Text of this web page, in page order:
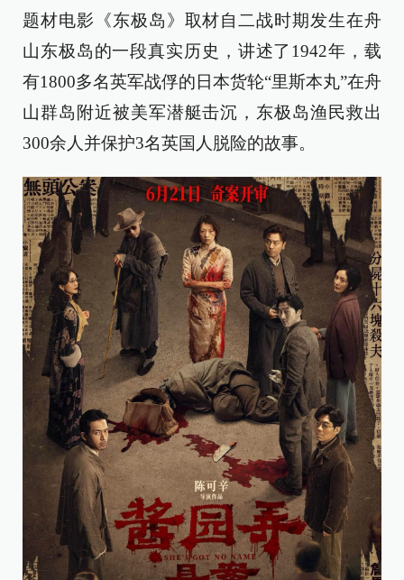
题材电影《东极岛》取材自二战时期发生在舟
山东极岛的一段真实历史，讲述了1942年，载
有1800多名英军战俘的日本货轮“里斯本丸”在舟
山群岛附近被美军潜艇击沉，东极岛渔民救出
300余人并保护3名英国人脱险的故事。